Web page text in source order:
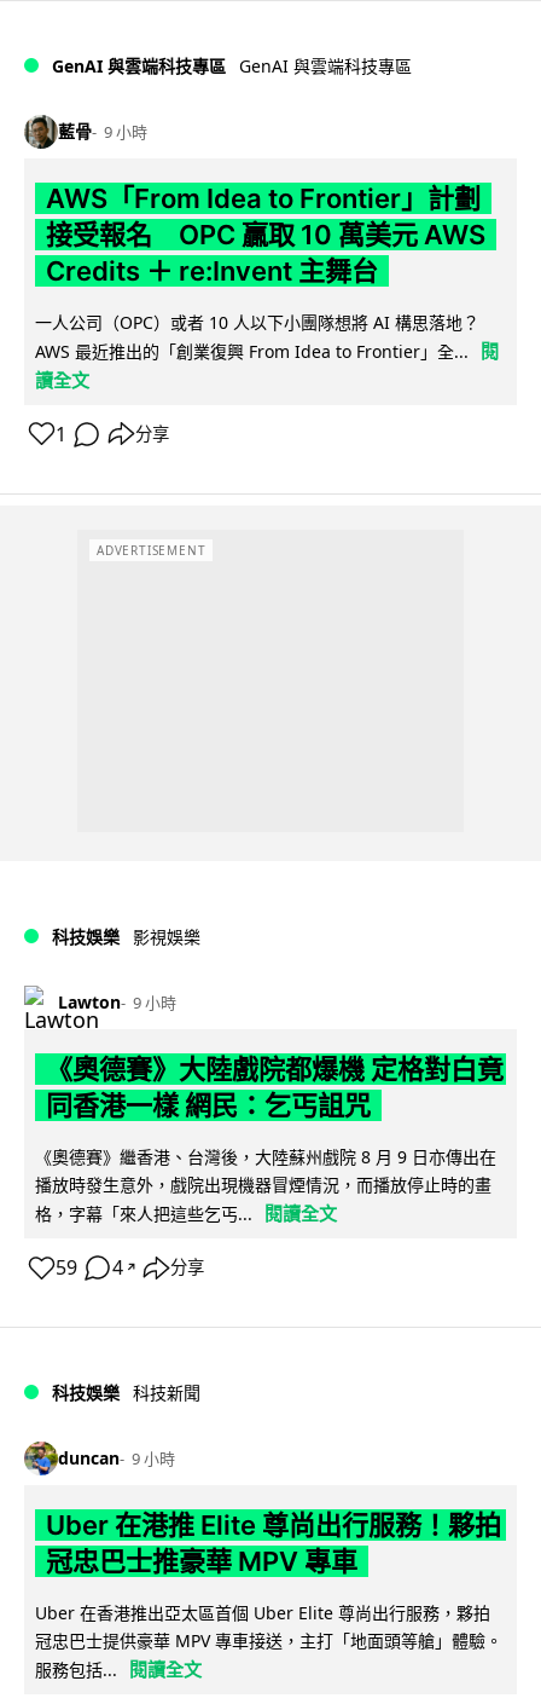
GenAI 與雲端科技專區 GenAI 與雲端科技專區
藍骨 9 小時
AWS「From Idea to Frontier」計劃
接受報名 OPC 贏取 10 萬美元 AWS
Credits ＋ re:Invent 主舞台
一人公司（OPC）或者 10 人以下小團隊想將 AI 構思落地？
AWS 最近推出的「創業復興 From Idea to Frontier」全...
閱
讀全文
1 分享
ADVERTISEMENT
科技娛樂 影視娛樂
Lawton 9 小時
《奧德賽》大陸戲院都爆機 定格對白竟
同香港一樣 網民：乞丐詛咒
《奧德賽》繼香港、台灣後，大陸蘇州戲院 8 月 9 日亦傳出在
播放時發生意外，戲院出現機器冒煙情況，而播放停止時的畫
格，字幕「來人把這些乞丐...
閱讀全文
59 4 ↗ 分享
科技娛樂 科技新聞
duncan 9 小時
Uber 在港推 Elite 尊尚出行服務！夥拍
冠忠巴士推豪華 MPV 專車
Uber 在香港推出亞太區首個 Uber Elite 尊尚出行服務，夥拍
冠忠巴士提供豪華 MPV 專車接送，主打「地面頭等艙」體驗。
服務包括...
閱讀全文